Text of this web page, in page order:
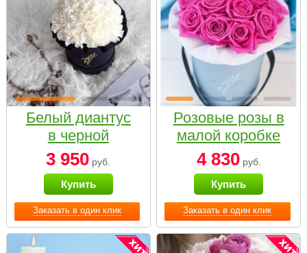
Заказать в один клик
Белый диантус
в черной
коробке Small
3 950 руб.
Купить
Заказать в один клик
Розовые розы в
малой коробке
4 830руб.
Купить